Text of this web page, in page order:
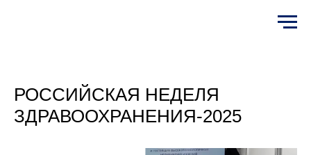
РОССИЙСКАЯ НЕДЕЛЯ
ЗДРАВООХРАНЕНИЯ-2025